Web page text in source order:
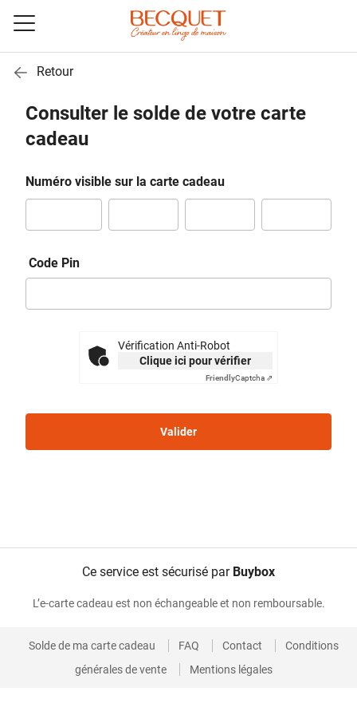
Retour
Toggle
Consulter le solde de votre carte
cadeau
Numéro visible sur la carte cadeau
Code Pin
Vérification Anti-Robot
Clique ici pour vérifier
FriendlyCaptcha ⇗
Ce service est sécurisé par Buybox
L’e-carte cadeau est non échangeable et non remboursable.
Solde de ma carte cadeau FAQ Contact
Conditions
générales de vente
Mentions légales